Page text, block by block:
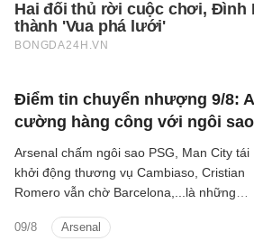
Điểm tin chuyển nhượng 9/8:
cường hàng công với ngôi sao
09/8 Arsenal
Arsenal chấm ngôi sao PSG, Man City tái
khởi động thương vụ Cambiaso, Cristian
Romero vẫn chờ Barcelona,...là những
bóng đá sáng 9/8.